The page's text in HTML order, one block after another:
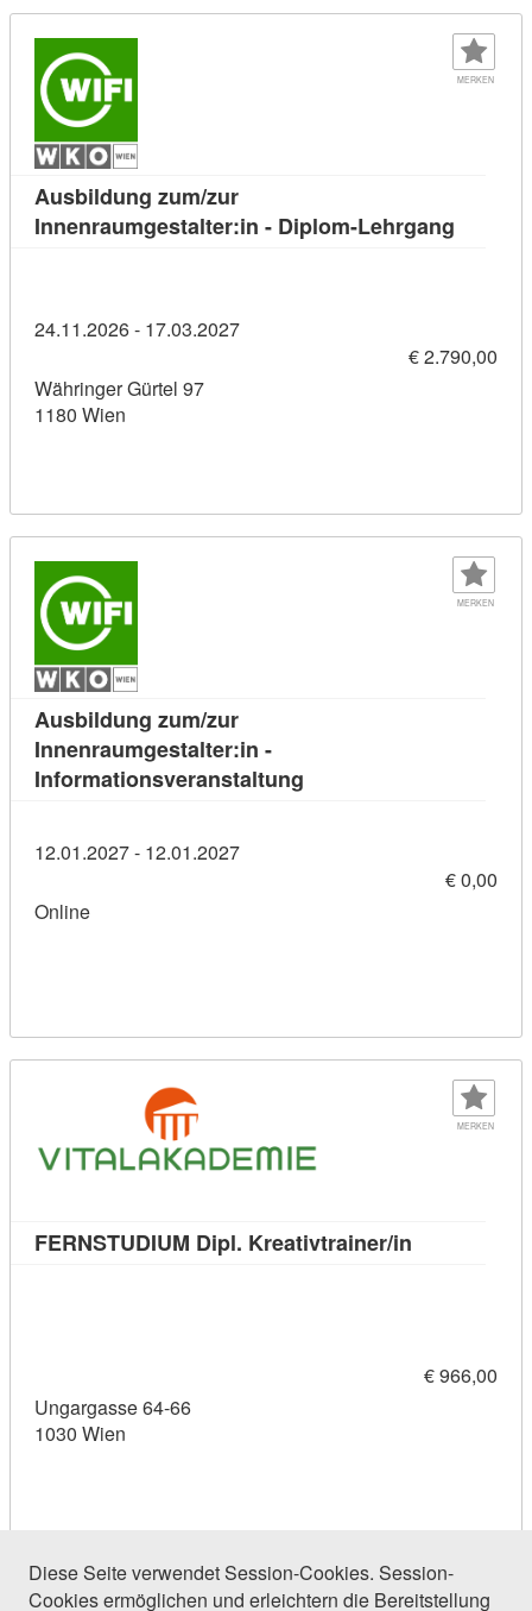
MERKEN
Ausbildung zum/zur
Innenraumgestalter:in - Diplom-Lehrgang
24.11.2026 - 17.03.2027
€ 2.790,00
Währinger Gürtel 97
1180 Wien
MERKEN
Ausbildung zum/zur
Innenraumgestalter:in -
Informationsveranstaltung
12.01.2027 - 12.01.2027
€ 0,00
Online
MERKEN
FERNSTUDIUM Dipl. Kreativtrainer/in
€ 966,00
Ungargasse 64-66
1030 Wien
Diese Seite verwendet Session-Cookies. Session-
Cookies ermöglichen und erleichtern die Bereitstellung